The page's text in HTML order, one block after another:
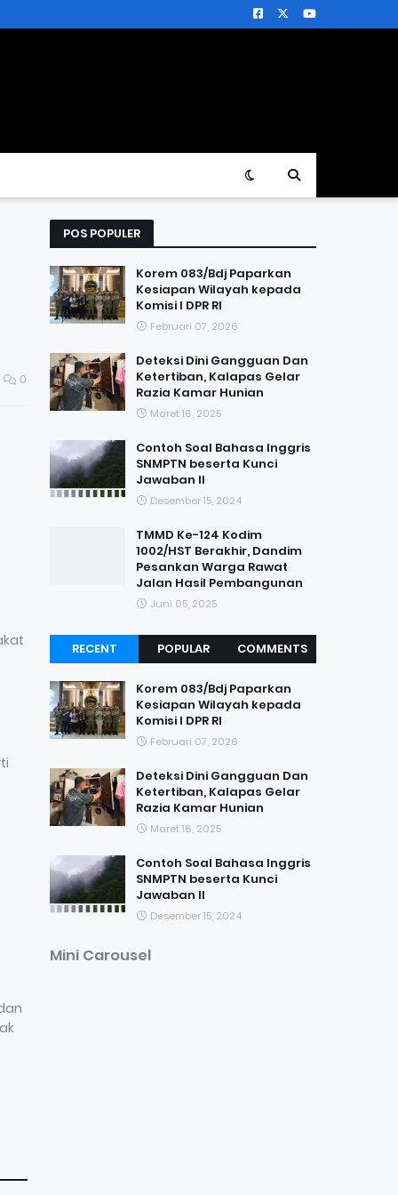
0
POS POPULER
Korem 083/Bdj Paparkan
Kesiapan Wilayah kepada
Komisi I DPR RI
Februari 07, 2026
Deteksi Dini Gangguan Dan
Ketertiban, Kalapas Gelar
Razia Kamar Hunian
Maret 16, 2025
Contoh Soal Bahasa Inggris
SNMPTN beserta Kunci
Jawaban II
Desember 15, 2024
TMMD Ke-124 Kodim
1002/HST Berakhir, Dandim
Pesankan Warga Rawat
Jalan Hasil Pembangunan
Juni 05, 2025
RECENT POPULAR COMMENTS
Korem 083/Bdj Paparkan
Kesiapan Wilayah kepada
Komisi I DPR RI
Februari 07, 2026
Deteksi Dini Gangguan Dan
Ketertiban, Kalapas Gelar
Razia Kamar Hunian
Maret 16, 2025
Contoh Soal Bahasa Inggris
SNMPTN beserta Kunci
Jawaban II
Desember 15, 2024
Mini Carousel